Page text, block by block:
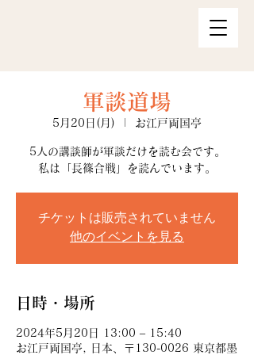
軍談道場
5月20日(月) お江戸両国亭
5人の講談師が軍談だけを読む会です。
私は「長篠合戦」を読んでいます。
チケットは販売されていません
他のイベントを見る
日時・場所
2024年5月20日 13:00 – 15:40
お江戸両国亭, 日本、〒130-0026 東京都墨